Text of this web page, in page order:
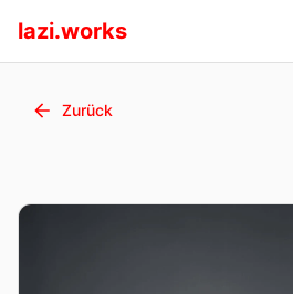
lazi.works
Zurück